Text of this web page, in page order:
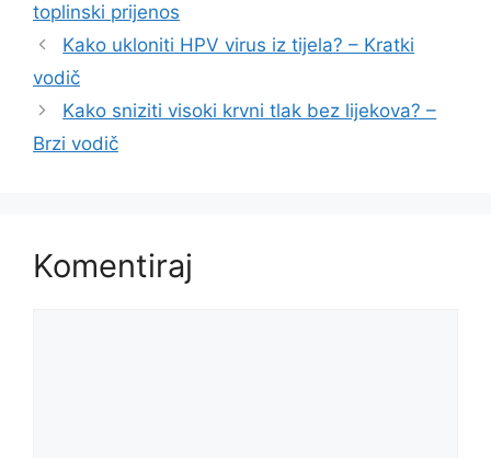
toplinski prijenos
Kako ukloniti HPV virus iz tijela? – Kratki
vodič
Kako sniziti visoki krvni tlak bez lijekova? –
Brzi vodič
Komentiraj